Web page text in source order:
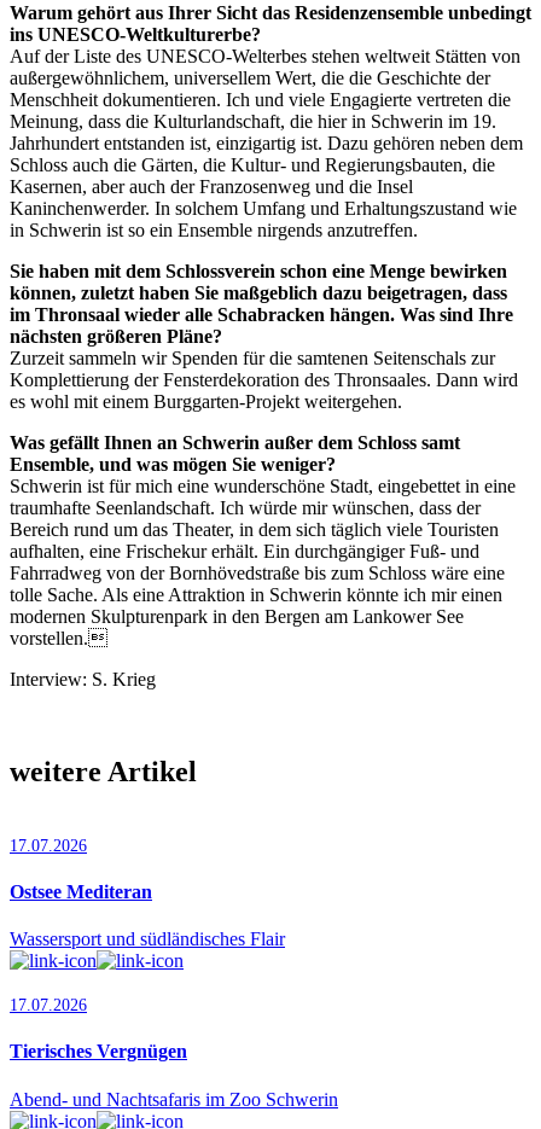
Warum gehört aus Ihrer Sicht das Residenzensemble unbedingt
ins UNESCO-Weltkulturerbe?
Auf der Liste des UNESCO-Welterbes stehen weltweit Stätten von
außergewöhnlichem, universellem Wert, die die Geschichte der
Menschheit dokumentieren. Ich und viele Engagierte vertreten die
Meinung, dass die Kulturlandschaft, die hier in Schwerin im 19.
Jahrhundert entstanden ist, einzigartig ist. Dazu gehören neben dem
Schloss auch die Gärten, die Kultur- und Regierungsbauten, die
Kasernen, aber auch der Franzosenweg und die Insel
Kaninchenwerder. In solchem Umfang und Erhaltungszustand wie
in Schwerin ist so ein Ensemble nirgends anzutreffen.
Sie haben mit dem Schlossverein schon eine Menge bewirken
können, zuletzt haben Sie maßgeblich dazu beigetragen, dass
im Thronsaal wieder alle Schabracken hängen. Was sind Ihre
nächsten größeren Pläne?
Zurzeit sammeln wir Spenden für die samtenen Seitenschals zur
Komplettierung der Fensterdekoration des Thronsaales. Dann wird
es wohl mit einem Burggarten-Projekt weitergehen.
Was gefällt Ihnen an Schwerin außer dem Schloss samt
Ensemble, und was mögen Sie weniger?
Schwerin ist für mich eine wunderschöne Stadt, eingebettet in eine
traumhafte Seenlandschaft. Ich würde mir wünschen, dass der
Bereich rund um das Theater, in dem sich täglich viele Touristen
aufhalten, eine Frischekur erhält. Ein durchgängiger Fuß- und
Fahrradweg von der Bornhövedstraße bis zum Schloss wäre eine
tolle Sache. Als eine Attraktion in Schwerin könnte ich mir einen
modernen Skulpturenpark in den Bergen am Lankower See
vorstellen.
Interview: S. Krieg
weitere Artikel
17.07.2026
Ostsee Mediteran
Wassersport und südländisches Flair
17.07.2026
Tierisches Vergnügen
Abend- und Nachtsafaris im Zoo Schwerin